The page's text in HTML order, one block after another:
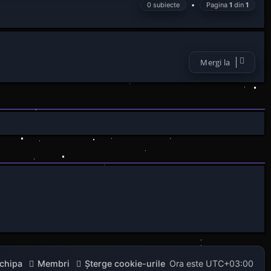
0 subiecte • Pagina 1 din 1
Mergi la
Ora este UTC+03:00
Şterge cookie-urile
Membri